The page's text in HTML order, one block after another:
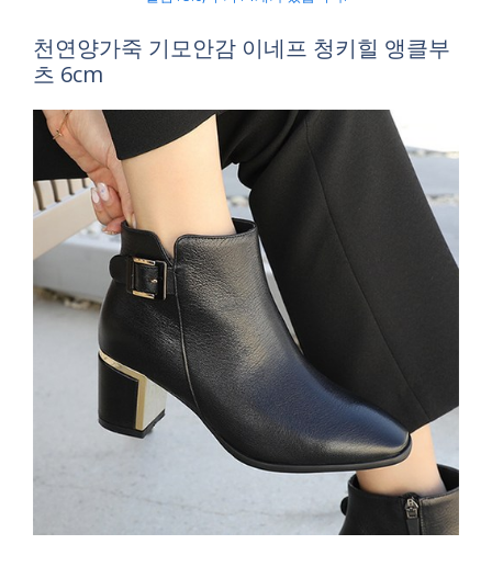
천연양가죽 기모안감 이네프 청키힐 앵클부
츠 6cm